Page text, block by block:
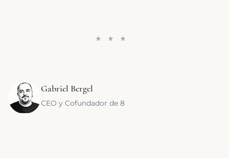
Gabriel Bergel
CEO y Cofundador de 8